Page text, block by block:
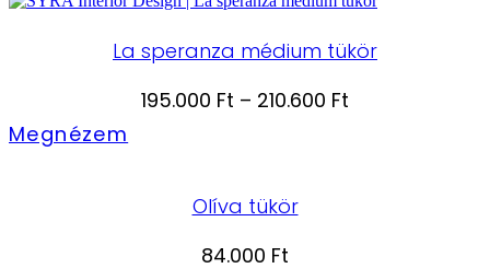
La speranza médium tükör
195.000 Ft – 210.600 Ft
Megnézem
Olíva tükör
84.000 Ft